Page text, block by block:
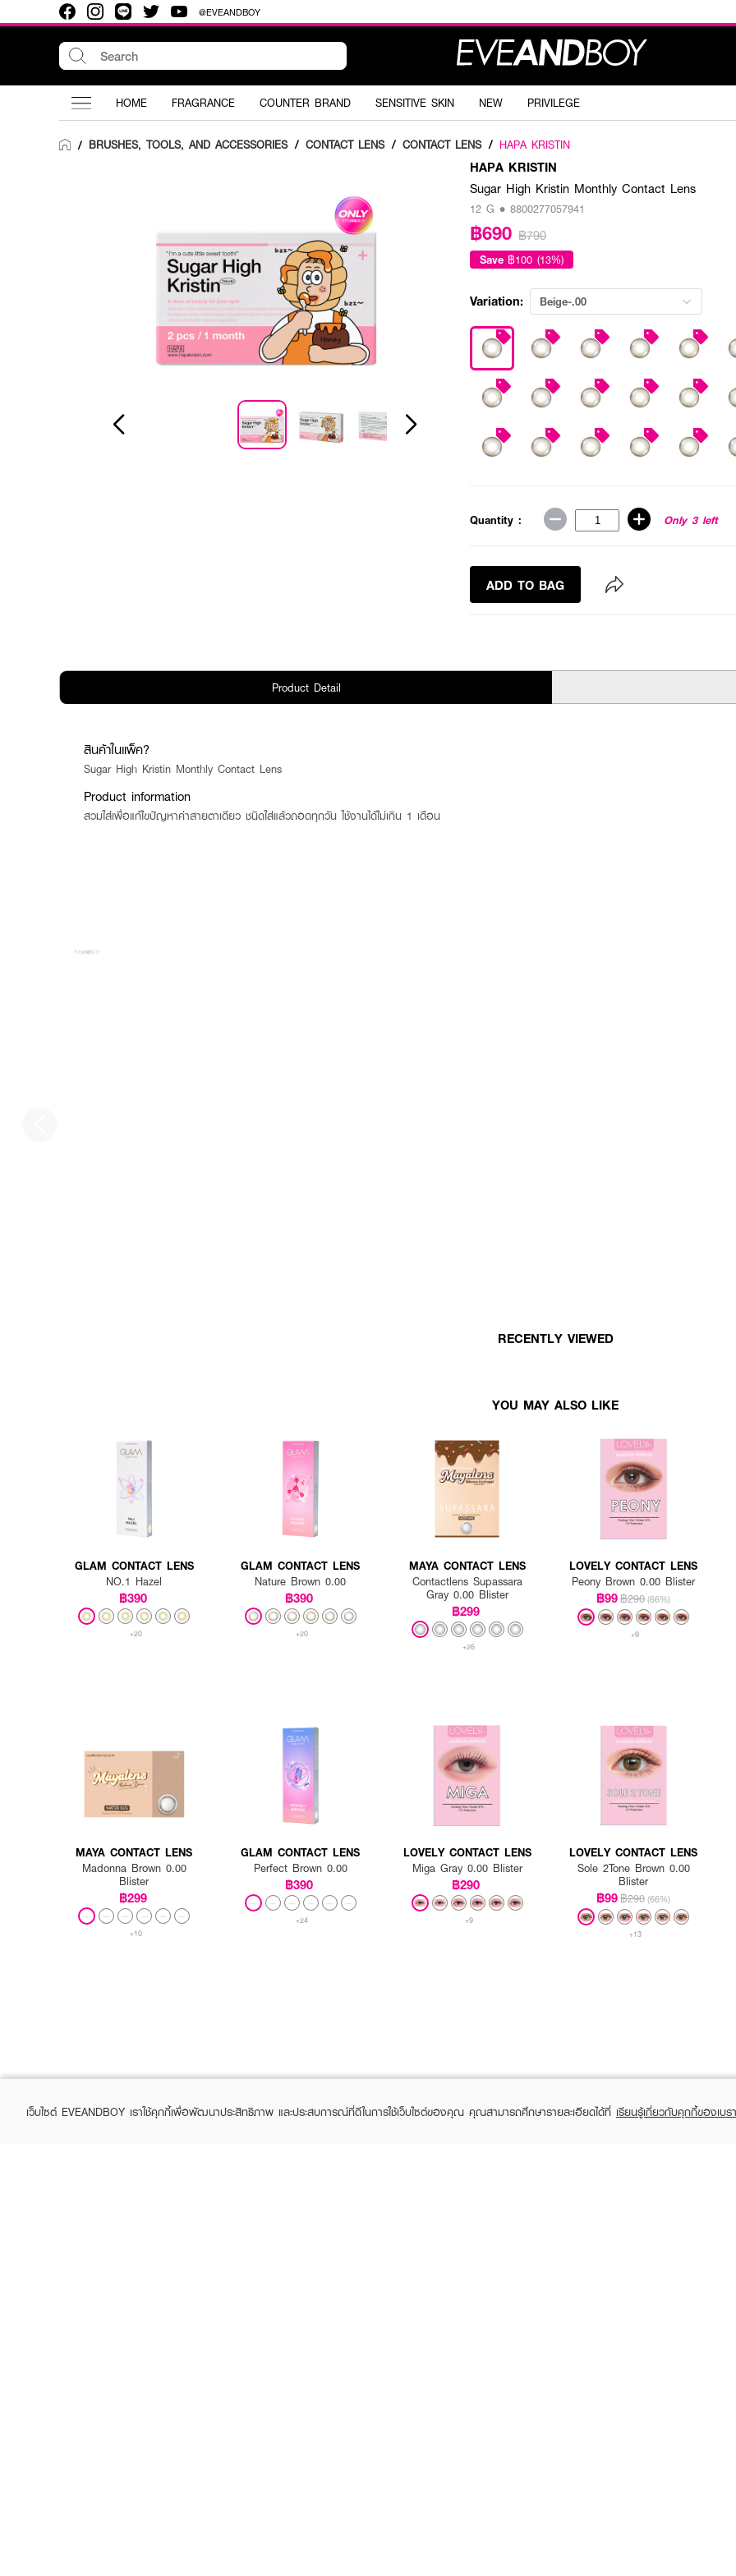
@EVEANDBOY
HOME FRAGRANCE COUNTER BRAND SENSITIVE SKIN NEW PRIVILEGE
/ BRUSHES, TOOLS, AND ACCESSORIES / CONTACT LENS / CONTACT LENS / HAPA KRISTIN
HAPA KRISTIN
Sugar High Kristin Monthly Contact Lens
12 G • 8800277057941
฿690 ฿790
Save ฿100 (13%)
Variation: Beige-.00
Quantity : Only 3 left
ADD TO BAG
Product Detail
สินค้าในแพ็ค?
Sugar High Kristin Monthly Contact Lens
Product information
สวมใส่เพื่อแก้ไขปัญหาค่าสายตาเดียว ชนิดใส่แล้วถอดทุกวัน ใช้งานได้ไม่เกิน 1 เดือน
RECENTLY VIEWED
YOU MAY ALSO LIKE
GLAM CONTACT LENS
NO.1 Hazel
฿390
+20
GLAM CONTACT LENS
Nature Brown 0.00
฿390
+20
MAYA CONTACT LENS
Contactlens Supassara
Gray 0.00 Blister
฿299
+26
LOVELY CONTACT LENS
Peony Brown 0.00 Blister
฿99฿290 (66%)
+9
MAYA CONTACT LENS
Madonna Brown 0.00
Blister
฿299
+10
GLAM CONTACT LENS
Perfect Brown 0.00
฿390
+24
LOVELY CONTACT LENS
Miga Gray 0.00 Blister
฿290
+9
LOVELY CONTACT LENS
Sole 2Tone Brown 0.00
Blister
฿99฿290 (66%)
+13
เว็บไซต์ EVEANDBOY เราใช้คุกกี้เพื่อพัฒนาประสิทธิภาพ และประสบการณ์ที่ดีในการใช้เว็บไซต์ของคุณ คุณสามารถศึกษารายละเอียดได้ที่ เรียนรู้เกี่ยวกับคุกกี้ของเบร